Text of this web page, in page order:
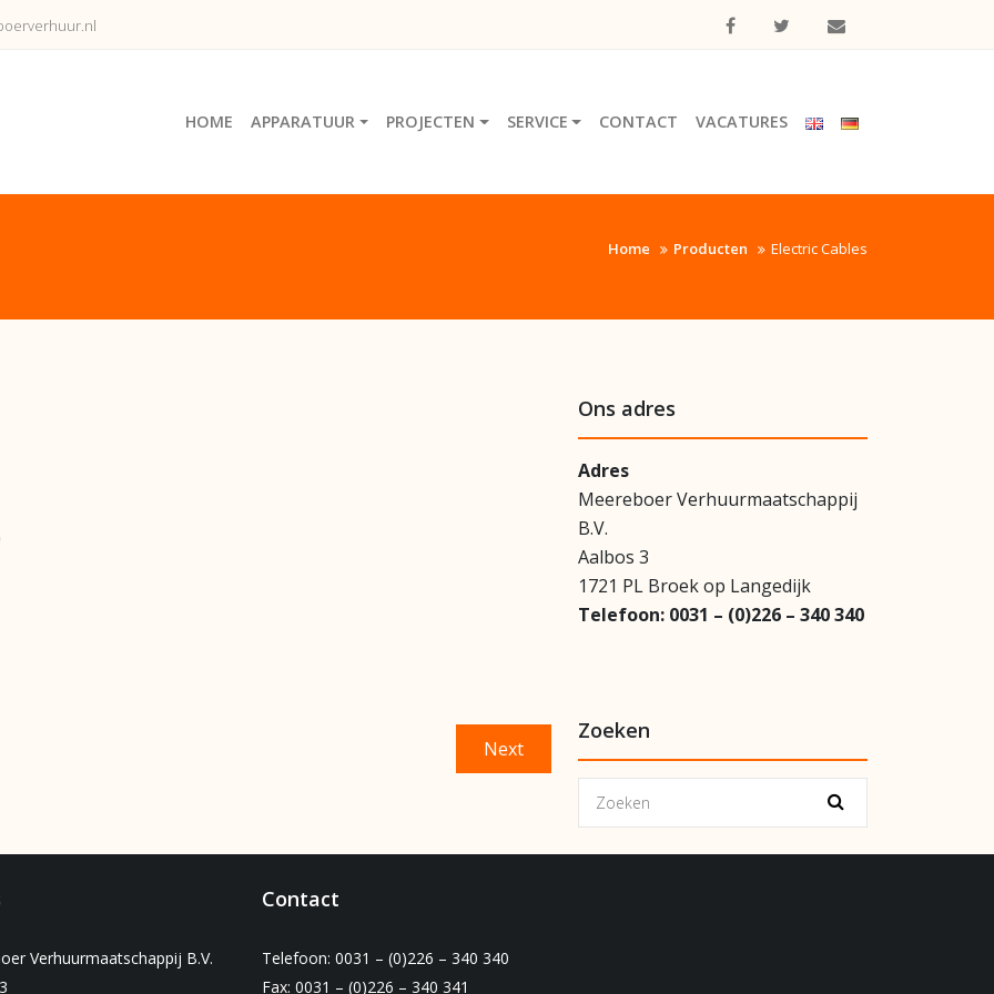
HOME APPARATUUR PROJECTEN SERVICE CONTACT VACATURES
Home Producten Electric Cables
NextNext
post:
Ons adres
Adres
Meereboer Verhuurmaatschappij
B.V.
Aalbos 3
1721 PL Broek op Langedijk
Telefoon: 0031 – (0)226 – 340 340
Zoeken
Verhuurmaatschappij B.V.
Contact
Telefoon: 0031 – (0)226 – 340 340
Fax: 0031 – (0)226 – 340 341